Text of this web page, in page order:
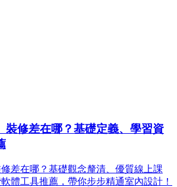
裝修差在哪？基礎定義、學習資
差在哪？基礎觀念釐清、優質線上課
體工具推薦，帶你步步精通室內設計！